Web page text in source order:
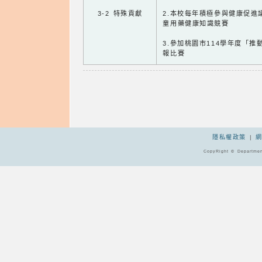
3-2 特殊貢獻
2.本校每年積極參與健康促進
童用藥健康知識競賽
3.參加桃園市114學年度「推
報比賽
隱私權政策 |
CopyRight ©